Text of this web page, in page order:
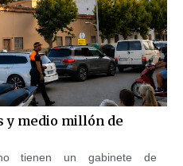
y medio millón de
tienen un gabinete de